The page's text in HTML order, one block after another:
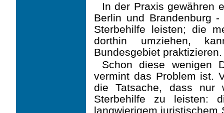
In der Praxis gewähren
Berlin und Brandenburg
Sterbehilfe leisten; die
dorthin umziehen,
Bundesgebiet praktizieren.
Schon diese wenigen
vermint das Problem ist.
die Tatsache, dass nur
Sterbehilfe zu leisten:
langwierigem juristischem